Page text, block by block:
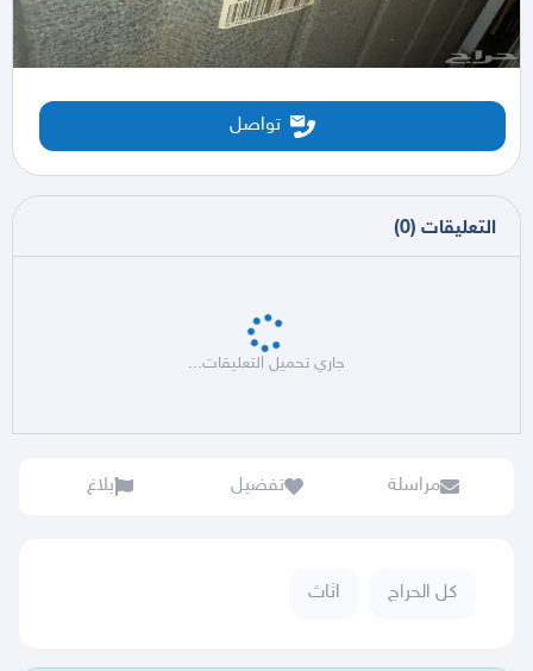
تواصل
التعليقات (
0
)
جاري تحميل التعليقات...
مراسلة تفضيل بلاغ
كل الحراج اثاث